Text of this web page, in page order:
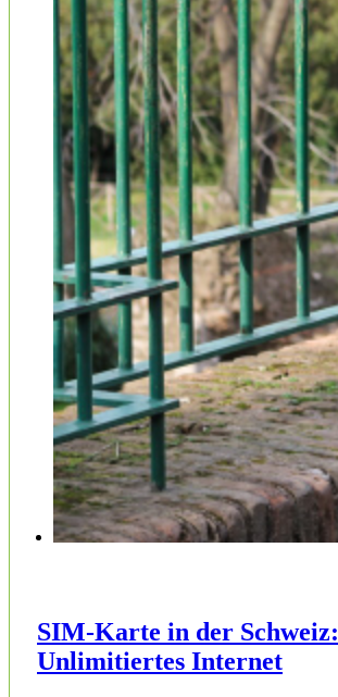
SIM-Karte in der Schweiz:
Unlimitiertes Internet